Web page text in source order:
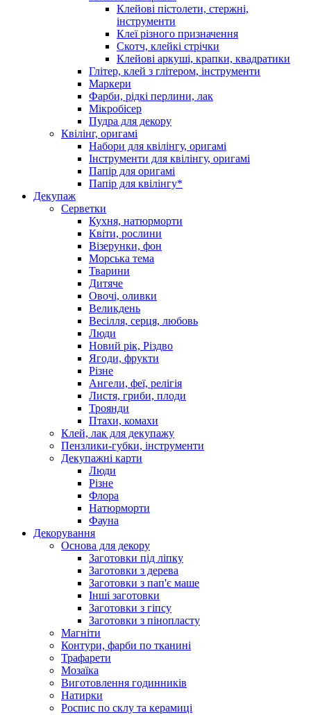
Клейові пістолети, стержні,
інструменти
Клеї різного призначення
Скотч, клейкі стрічки
Клейові аркуші, крапки, квадратики
Глітер, клей з глітером, інструменти
Маркери
Фарби, рідкі перлини, лак
Мікробісер
Пудра для декору
Квілінг, оригамі
Набори для квілінгу, оригамі
Інструменти для квілінгу, оригамі
Папір для оригамі
Папір для квілінгу*
Декупаж
Серветки
Кухня, натюрморти
Квіти, рослини
Візерунки, фон
Морська тема
Тварини
Дитяче
Овочі, оливки
Великдень
Весілля, серця, любовь
Люди
Новий рік, Різдво
Ягоди, фрукти
Різне
Ангели, феї, релігія
Листя, гриби, плоди
Троянди
Птахи, комахи
Клей, лак для декупажу
Пензлики-губки, інструменти
Декупажні карти
Люди
Різне
Флора
Натюрморти
Фауна
Декорування
Основа для декору
Заготовки під ліпку
Заготовки з дерева
Заготовки з пап'є маше
Інші заготовки
Заготовки з гіпсу
Заготовки з пінопласту
Магніти
Контури, фарби по тканині
Трафарети
Мозаїка
Виготовлення годинників
Натирки
Роспис по склу та керамиці